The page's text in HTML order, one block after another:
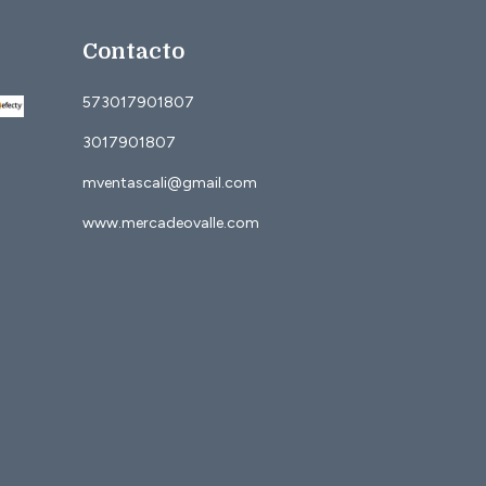
Contacto
573017901807
3017901807
mventascali@gmail.com
www.mercadeovalle.com